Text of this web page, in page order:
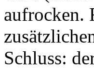
aufrocken.
Schluss: